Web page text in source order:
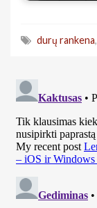
durų rankena,